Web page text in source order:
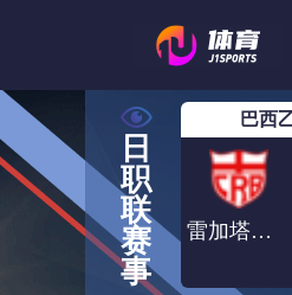
日
职
联
赛
事
巴西
雷加塔斯巴西